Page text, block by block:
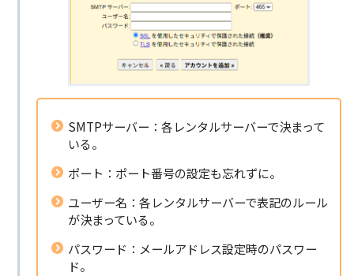
SMTPサーバー：各レンタルサーバーで決まって
いる。
ポート：ポート番号の設定も忘れずに。
ユーザー名：各レンタルサーバーで表記のルール
が決まっている。
パスワード：メールアドレス設定時のパスワー
ド。